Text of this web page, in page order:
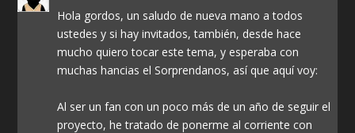
Hola gordos, un saludo de nueva mano a todos
ustedes y si hay invitados, también, desde hace
mucho quiero tocar este tema, y esperaba con
muchas hancias el Sorprendanos, así que aquí voy:
Al ser un fan con un poco más de un año de seguir el
proyecto, he tratado de ponerme al corriente con